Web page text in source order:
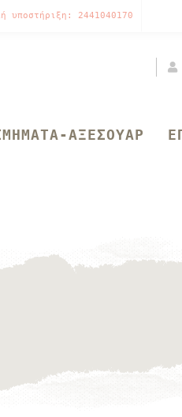
υποστήριξη: 2441040170
ΑΞΕΣΟΥΑΡ